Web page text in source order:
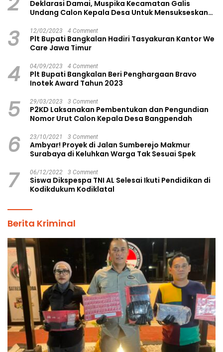
Deklarasi Damai, Muspika Kecamatan Galis
Undang Calon Kepala Desa Untuk Mensukseskan
3 12/02/2023 4 Comment
Plt Bupati Bangkalan Hadiri Tasyakuran Kantor We
Care Jawa Timur
4 04/09/2023 4 Comment
Plt Bupati Bangkalan Beri Penghargaan Bravo
Inotek Award Tahun 2023
5 29/03/2023 3 Comment
P2KD Laksanakan Pembentukan dan Pengundian
Nomor Urut Calon Kepala Desa Bangpendah
6 23/10/2021 3 Comment
Ambyar! Proyek di Jalan Sumberejo Makmur
Surabaya di Keluhkan Warga Tak Sesuai Spek
7 06/12/2022 3 Comment
Siswa Dikspespa TNI AL Selesai Ikuti Pendidikan di
Kodikdukum Kodiklatal
Berita Kriminal